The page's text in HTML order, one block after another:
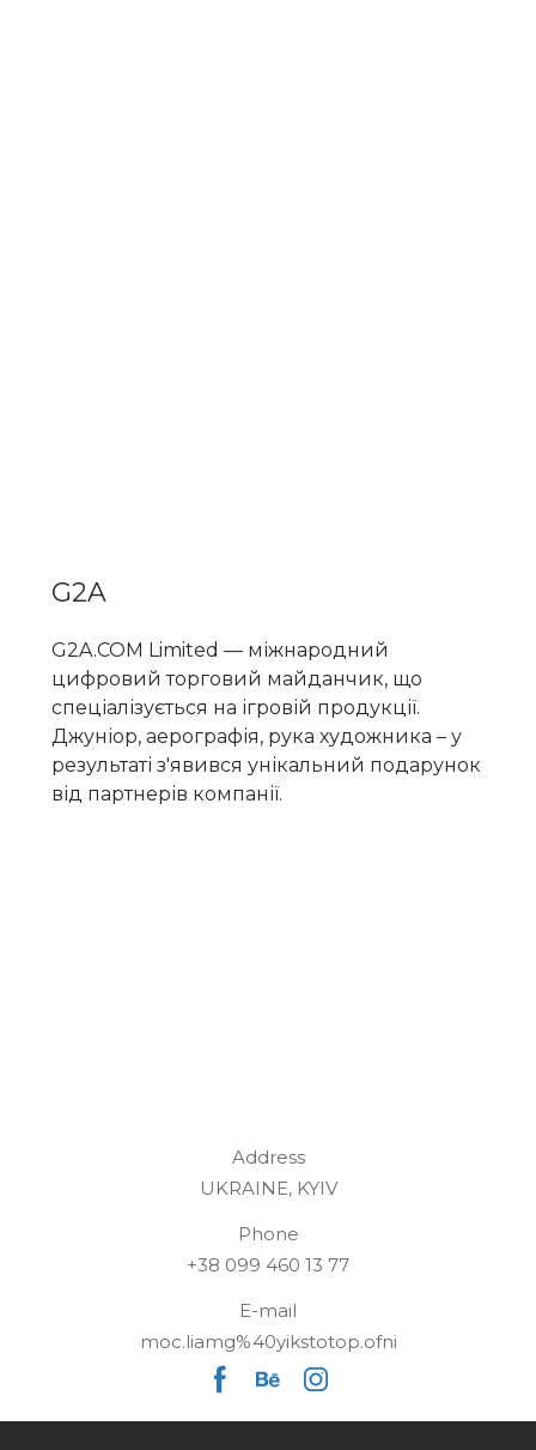
G2A
G2A.COM Limited — міжнародний
цифровий торговий майданчик, що
спеціалізується на ігровій продукції.
Джуніор, аерографія, рука художника – у
результаті з'явився унікальний подарунок
від партнерів компанії.
Address
UKRAINE, KYIV
Phone
+38 099 460 13 77
E-mail
moc.liamg%40yikstotop.ofni